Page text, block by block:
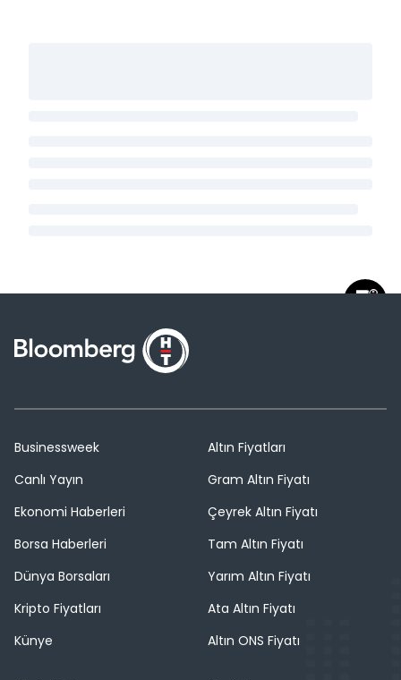
Businessweek
Canlı Yayın
Ekonomi Haberleri
Borsa Haberleri
Dünya Borsaları
Kripto Fiyatları
Künye
Altın Fiyatları
Gram Altın Fiyatı
Çeyrek Altın Fiyatı
Tam Altın Fiyatı
Yarım Altın Fiyatı
Ata Altın Fiyatı
Altın ONS Fiyatı